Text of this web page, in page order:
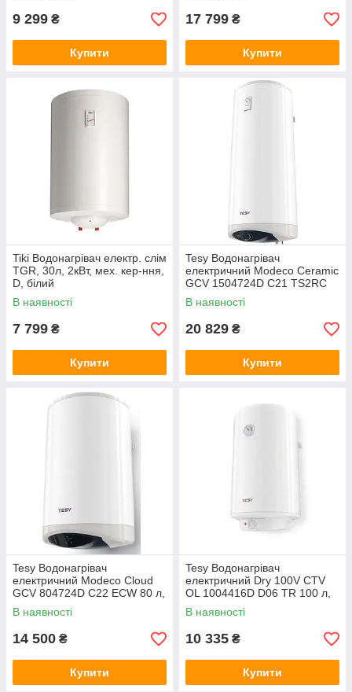
9 299 ₴
Купити
17 799 ₴
Купити
Tiki Водонагрівач електр. слім
TGR, 30л, 2кВт, мех. кер-ння,
D, білий
В наявності
7 799 ₴
Купити
Tesy Водонагрівач
електричний Modeco Ceramic
GCV 1504724D C21 TS2RC
150 л, 2.4 кВт, сухий тен
В наявності
20 829 ₴
Купити
Tesy Водонагрівач
електричний Modeco Cloud
GCV 804724D C22 ECW 80 л,
2.4 кВт, сухий тен, Wi-Fi
В наявності
14 500 ₴
Купити
Tesy Водонагрівач
електричний Dry 100V CTV
OL 1004416D D06 TR 100 л,
1.6 кВт, сухий тен, круглий,
мех. керування, Болгарія, C
В наявності
10 335 ₴
Купити